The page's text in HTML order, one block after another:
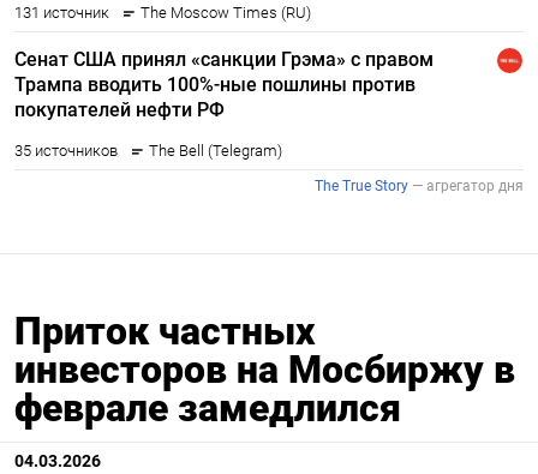
Приток частных
инвесторов на Мосбиржу в
феврале замедлился
04.03.2026